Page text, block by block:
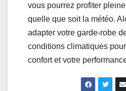
vous pourrez profiter
quelle que soit la météo.
adapter votre garde-robe
conditions climatiques
confort et votre